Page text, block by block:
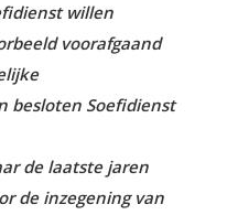
willen
voorafgaand
besloten Soefidienst
de laatste jaren
de inzegening van